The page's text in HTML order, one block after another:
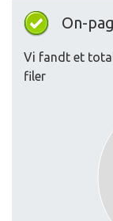
On-
Vi fandt et
filer